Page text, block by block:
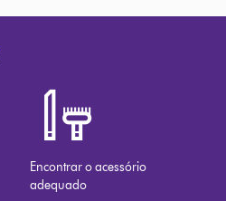
Encontrar o acessório
adequado